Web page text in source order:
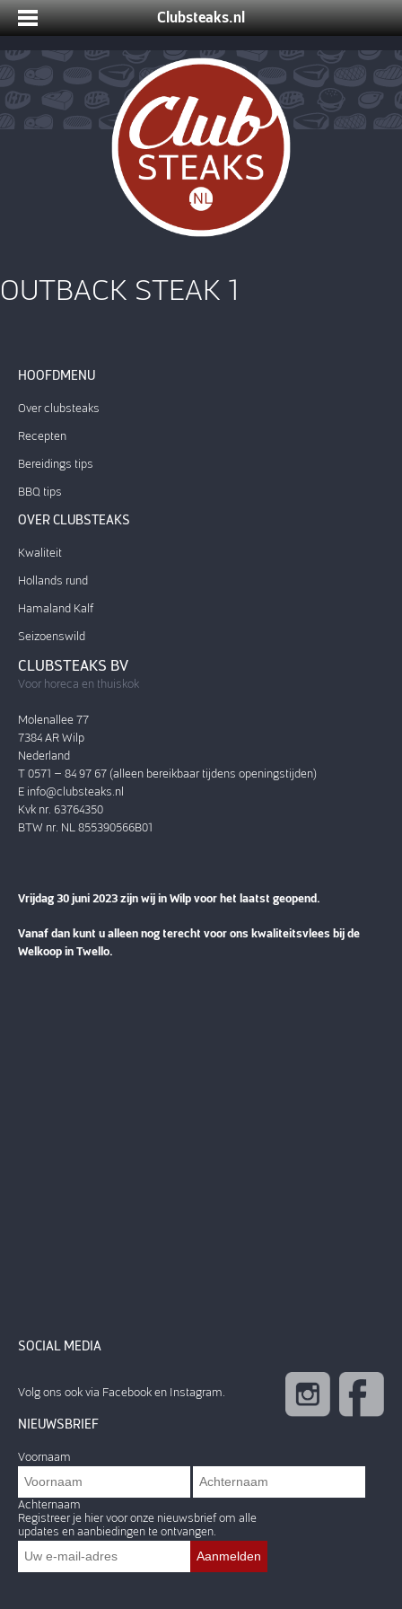
Clubsteaks.nl
OUTBACK STEAK 1
HOOFDMENU
Over clubsteaks
Recepten
Bereidings tips
BBQ tips
OVER CLUBSTEAKS
Kwaliteit
Hollands rund
Hamaland Kalf
Seizoenswild
CLUBSTEAKS BV
Voor horeca en thuiskok
Molenallee 77
7384 AR Wilp
Nederland
T 0571 – 84 97 67 (alleen bereikbaar tijdens openingstijden)
E info@clubsteaks.nl
Kvk nr. 63764350
BTW nr. NL 855390566B01
Vrijdag 30 juni 2023 zijn wij in Wilp voor het laatst geopend.
Vanaf dan kunt u alleen nog terecht voor ons kwaliteitsvlees bij de
Welkoop in Twello.
SOCIAL MEDIA
Volg ons ook via Facebook en Instagram.
NIEUWSBRIEF
Voornaam
Achternaam
Registreer je hier voor onze nieuwsbrief om alle
updates en aanbiedingen te ontvangen.